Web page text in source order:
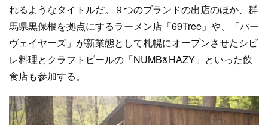
れるようなタイトルだ。９つのブランドの出店のほか、群
馬県黒保根を拠点にするラーメン店「69Tree」や、「パー
ヴェイヤーズ」が新業態として札幌にオープンさせたシビ
レ料理とクラフトビールの「NUMB&HAZY」といった飲
食店も参加する。